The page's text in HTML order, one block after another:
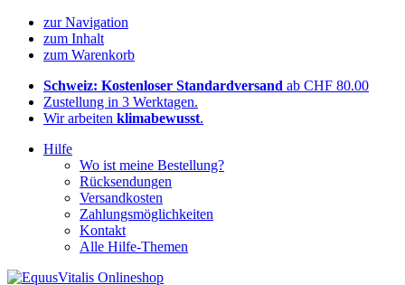
zur Navigation
zum Inhalt
zum Warenkorb
Schweiz: Kostenloser Standardversand ab CHF 80.00
Zustellung in 3 Werktagen.
Wir arbeiten klimabewusst.
Hilfe
Wo ist meine Bestellung?
Rücksendungen
Versandkosten
Zahlungsmöglichkeiten
Kontakt
Alle Hilfe-Themen